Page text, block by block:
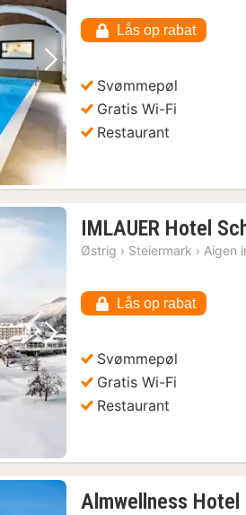
Næste billede
Lås op rabat
Svømmepøl
Gratis Wi-Fi
Restaurant
Næste billede
IMLAUER Hotel
Østrig › Steiermark › Aigen
Lås op rabat
Svømmepøl
Gratis Wi-Fi
Restaurant
Almwellness Hotel